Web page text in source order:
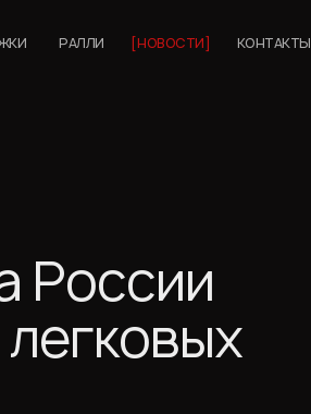
РАЛЛИ НОВОСТИ КОНТАКТЫ
России